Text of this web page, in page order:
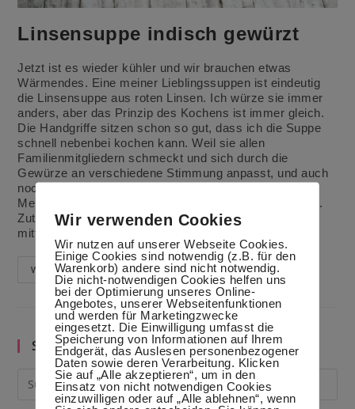
Linsensuppe indisch gewürzt
Jetzt ist es wieder kühler und wir brauchen etwas
Wärmendes. Eine meiner Lieblingssuppen ist eindeutig
die Linsensuppe aus roten Linsen. Ich würze sie immer
anders, aber das Prinzip des Kochens ist immer gleich.
Die Handgriffe sitzen schon so gut, dass ich die Suppe
schnell nebenbei kochen kann. Weil sie allen
Familienmitgliedern schmeckt und sich durch die
Gewürze an verschiedene Stimmung anpasst, und auch
noch gut einfrieren lässt, steht sie oft in meinem
Menüplan als frisch gekocht oder als Mealprep aus TK.
Zutaten: 3 mittlere Möhren 1 -2 Knoblauchzehen 2
mittlere Zwiebeln 500 g rote Linsen 1,5 l…
WeiterlesenLinsensuppe
Indisch
Gewürzt
Suche im Blog
Wir verwenden Cookies
Wir nutzen auf unserer Webseite Cookies.
Einige Cookies sind notwendig (z.B. für den
Warenkorb) andere sind nicht notwendig.
Die nicht-notwendigen Cookies helfen uns
bei der Optimierung unseres Online-
Angebotes, unserer Webseitenfunktionen
und werden für Marketingzwecke
eingesetzt. Die Einwilligung umfasst die
Speicherung von Informationen auf Ihrem
Endgerät, das Auslesen personenbezogener
Daten sowie deren Verarbeitung. Klicken
Sie auf „Alle akzeptieren“, um in den
Einsatz von nicht notwendigen Cookies
einzuwilligen oder auf „Alle ablehnen“, wenn